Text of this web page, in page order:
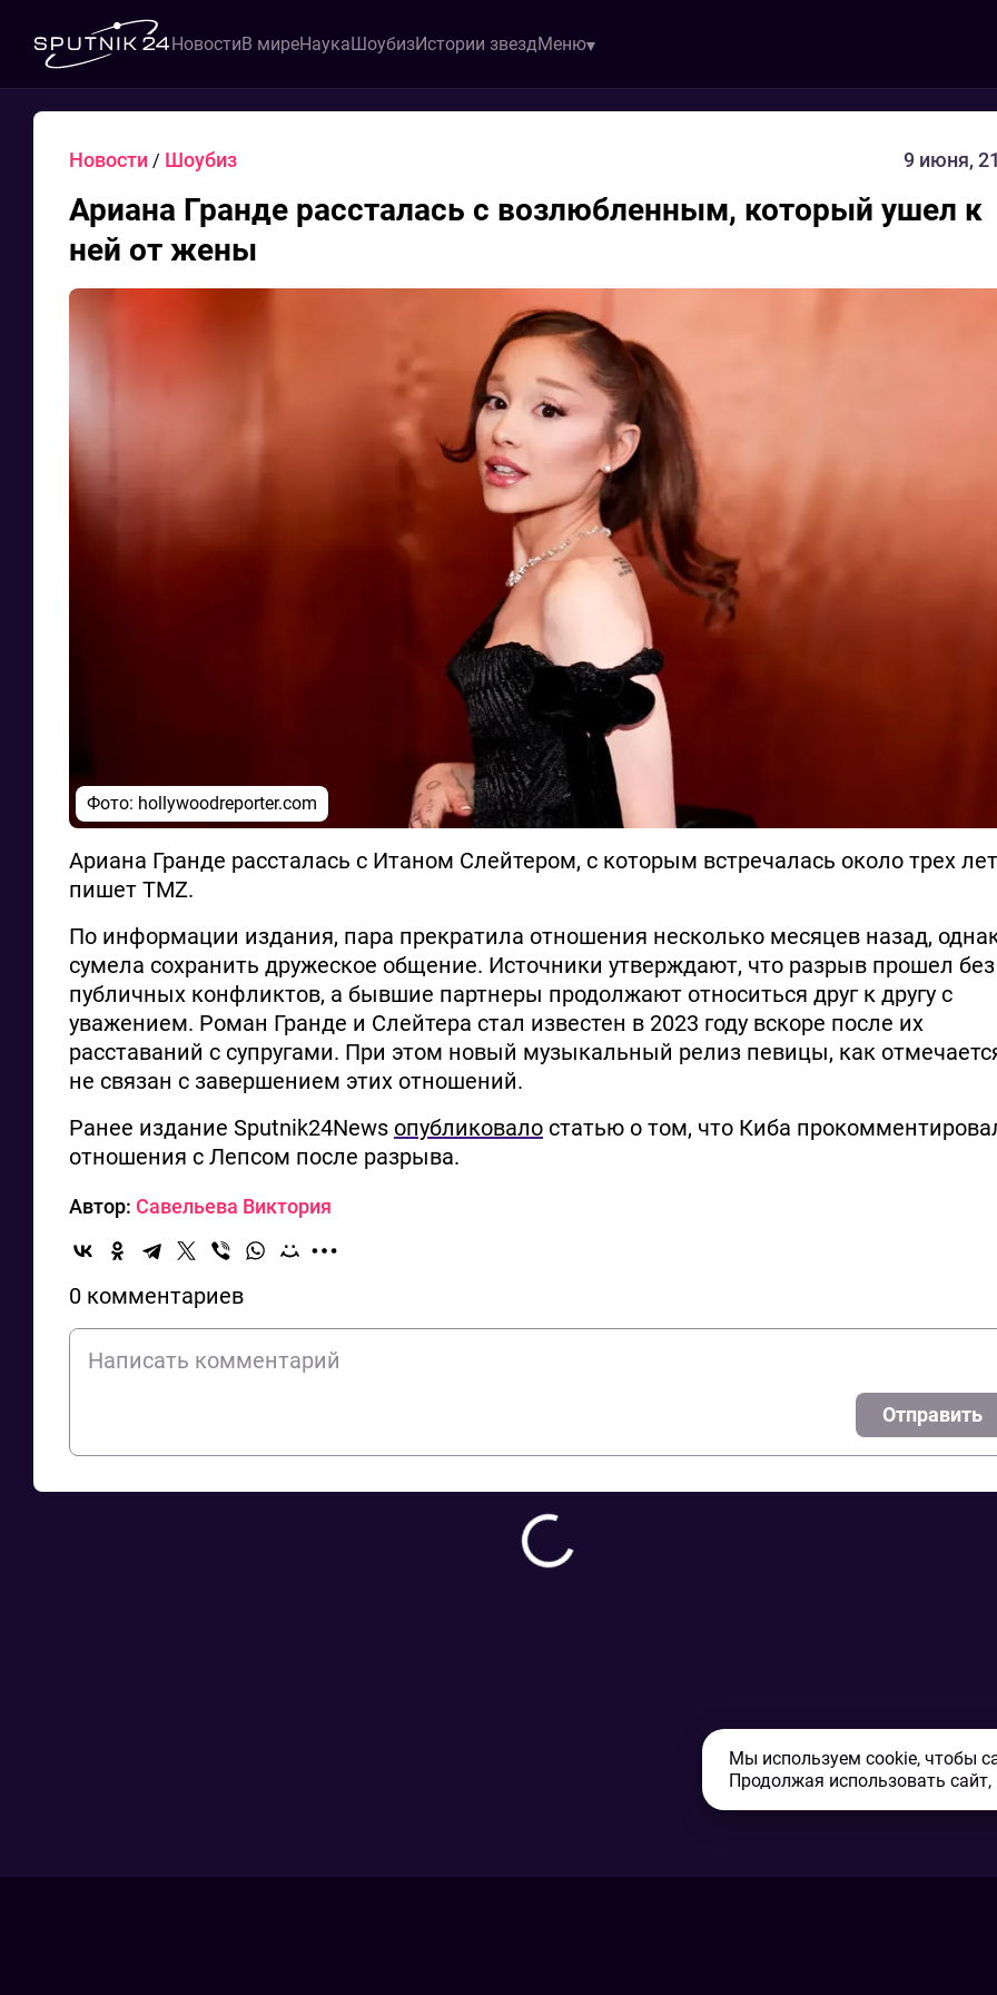
Мы используем cookie, чтобы
Продолжая использовать
НовостиВ миреНаукаШоубизИстории звездМеню
Новости / Шоубиз 9 июня,
Ариана Гранде рассталась с возлюбленным, который ушел к
ней от жены
Фото: hollywoodreporter.com
Ариана Гранде рассталась с Итаном Слейтером, с которым встречалась около трех
пишет TMZ.
По информации издания, пара прекратила отношения несколько месяцев назад,
сумела сохранить дружеское общение. Источники утверждают, что разрыв прошел без
публичных конфликтов, а бывшие партнеры продолжают относиться друг к другу с
уважением. Роман Гранде и Слейтера стал известен в 2023 году вскоре после их
расставаний с супругами. При этом новый музыкальный релиз певицы, как
не связан с завершением этих отношений.
Ранее издание Sputnik24News опубликовало статью о том, что Киба
отношения с Лепсом после разрыва.
Автор: Савельева Виктория
0 комментариев
Отправить